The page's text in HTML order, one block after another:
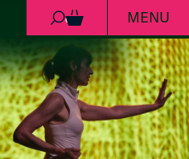
Ga naar de inhoud
0 MENU